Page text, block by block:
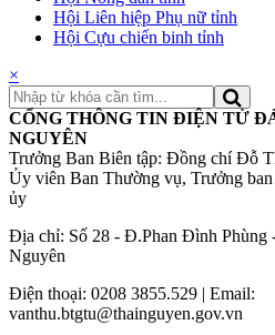
Hội Liên hiệp Phụ nữ tỉnh
Hội Cựu chiến binh tỉnh
×
CỔNG THÔNG TIN ĐIỆN TỬ
NGUYÊN
Trưởng Ban Biên tập: Đồng chí Đỗ
Ủy viên Ban Thường vụ, Trưởng
ủy
Địa chỉ: Số 28 - Đ.Phan Đình Phùng
Nguyên
Điện thoại: 0208 3855.529 | Email:
vanthu.btgtu@thainguyen.gov.vn